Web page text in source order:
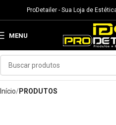
ProDetailer - Sua Loja de
MENU
Início PRODUTOS